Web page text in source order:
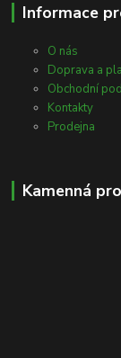
Informace
O nás
Doprava a
Obchodní
Kontakty
Prodejna
Kamenná